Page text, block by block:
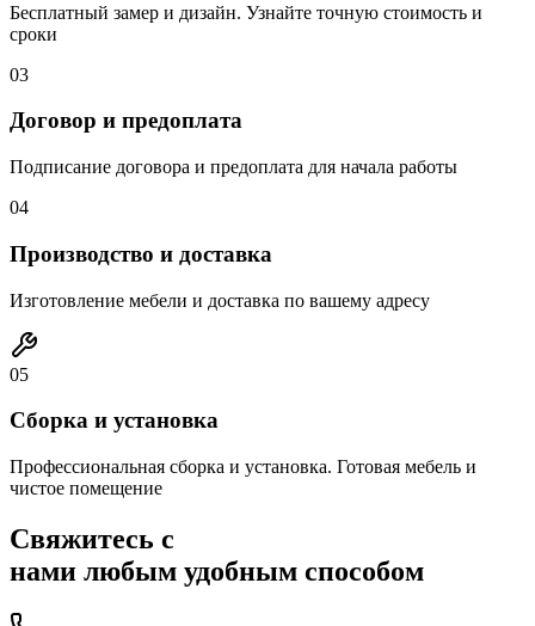
Бесплатный замер и дизайн. Узнайте точную стоимость и
сроки
03
Договор и предоплата
Подписание договора и предоплата для начала работы
04
Производство и доставка
Изготовление мебели и доставка по вашему адресу
05
Сборка и установка
Профессиональная сборка и установка. Готовая мебель и
чистое помещение
Свяжитесь с
нами любым удобным способом